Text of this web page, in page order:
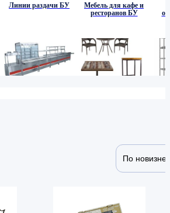
Линии раздачи БУ
Мебель для кафе и
ресторанов БУ
По новизне